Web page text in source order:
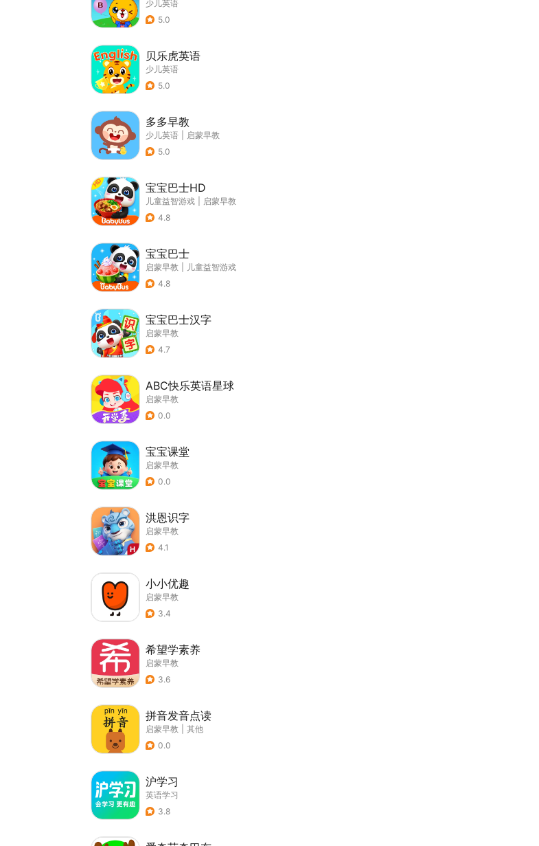
少儿英语
5.0
贝乐虎英语
少儿英语
5.0
多多早教
少儿英语
启蒙早教
5.0
宝宝巴士HD
儿童益智游戏
启蒙早教
4.8
宝宝巴士
启蒙早教
儿童益智游戏
4.8
宝宝巴士汉字
启蒙早教
4.7
ABC快乐英语星球
启蒙早教
0.0
宝宝课堂
启蒙早教
0.0
洪恩识字
启蒙早教
4.1
小小优趣
启蒙早教
3.4
希望学素养
启蒙早教
3.6
拼音发音点读
启蒙早教
其他
0.0
沪学习
英语学习
3.8